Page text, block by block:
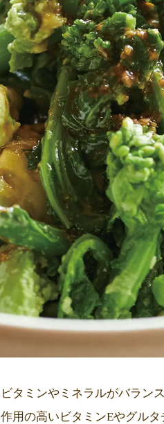
ビタミンやミネラルがバラン
作用の高いビタミンEやグル